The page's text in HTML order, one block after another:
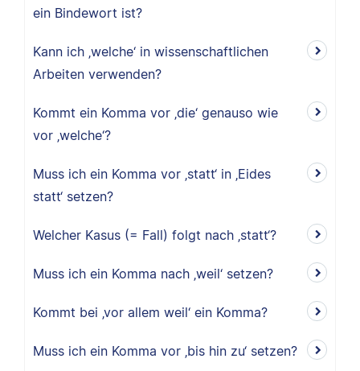
ein Bindewort ist?
Kann ich ‚welche‘ in wissenschaftlichen
Arbeiten verwenden?
Kommt ein Komma vor ‚die‘ genauso wie
vor ‚welche‘?
Muss ich ein Komma vor ‚statt‘ in ‚Eides
statt‘ setzen?
Welcher Kasus (= Fall) folgt nach ‚statt‘?
Muss ich ein Komma nach ‚weil‘ setzen?
Kommt bei ‚vor allem weil‘ ein Komma?
Muss ich ein Komma vor ‚bis hin zu‘ setzen?